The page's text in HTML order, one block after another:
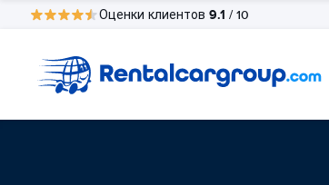
Оценки клиентов 9.1 / 10